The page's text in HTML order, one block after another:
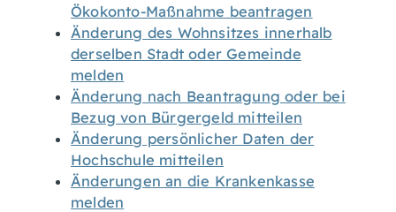
Ökokonto-Maßnahme beantragen
Änderung des Wohnsitzes innerhalb
derselben Stadt oder Gemeinde
melden
Änderung nach Beantragung oder bei
Bezug von Bürgergeld mitteilen
Änderung persönlicher Daten der
Hochschule mitteilen
Änderungen an die Krankenkasse
melden